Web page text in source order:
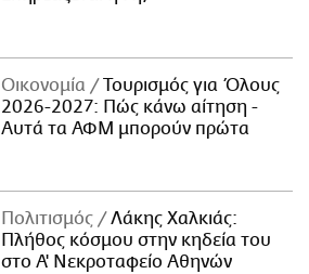
Οικονομία
Τουρισμός για Όλους
2026-2027: Πώς κάνω αίτηση -
Αυτά τα ΑΦΜ μπορούν πρώτα
Πολιτισμός
Λάκης Χαλκιάς:
Πλήθος κόσμου στην κηδεία του
στο Α' Νεκροταφείο Αθηνών